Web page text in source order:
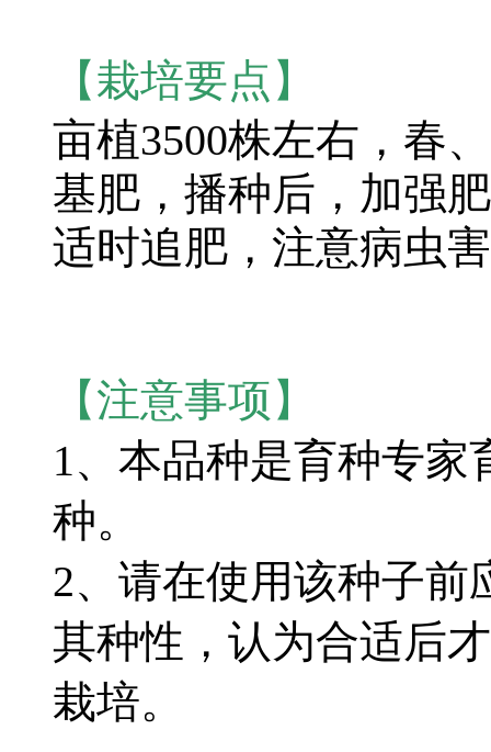
【栽培要点】
亩植3500株左右，春
基肥，播种后，加强
适时追肥，注意病虫
【注意事项】
1、本品种是育种专
种。
2、请在使用该种子前
其种性，认为合适后
栽培。